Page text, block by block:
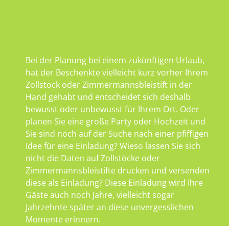
Bei der Planung bei einem zukünftigen Urlaub,
hat der Beschenkte vielleicht kurz vorher Ihrem
Zollstock oder Zimmermannsbleistift in der
Hand gehabt und entscheidet sich deshalb
bewusst oder unbewusst für Ihrem Ort. Oder
planen Sie eine große Party oder Hochzeit und
Sie sind noch auf der Suche nach einer pfiffigen
Idee für eine Einladung? Wieso lassen Sie sich
nicht die Daten auf Zollstöcke oder
Zimmermannsbleistifte drucken und versenden
diese als Einladung? Diese Einladung wird Ihre
Gäste auch noch Jahre, vielleicht sogar
Jahrzehnte später an diese unvergesslichen
Momente erinnern.